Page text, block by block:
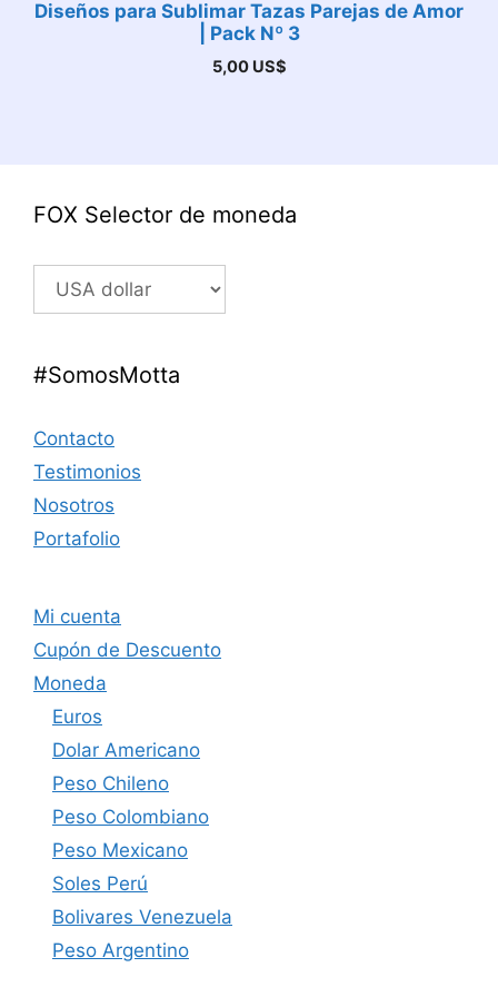
Diseños para Sublimar Tazas Parejas de Amor
| Pack Nº 3
5,00 US$
FOX Selector de moneda
#SomosMotta
Contacto
Testimonios
Nosotros
Portafolio
Mi cuenta
Cupón de Descuento
Moneda
Euros
Dolar Americano
Peso Chileno
Peso Colombiano
Peso Mexicano
Soles Perú
Bolivares Venezuela
Peso Argentino